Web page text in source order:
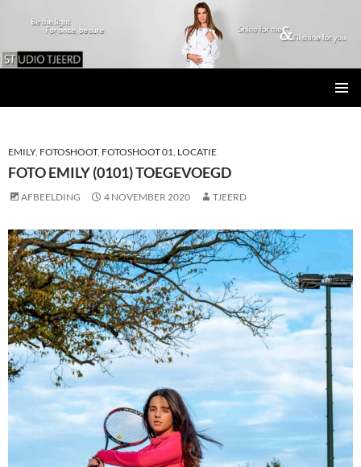
INHOUD
EMILY, FOTOSHOOT, FOTOSHOOT 01, LOCATIE
FOTO EMILY (0101) TOEGEVOEGD
AFBEELDING 4 NOVEMBER 2020 TJEERD